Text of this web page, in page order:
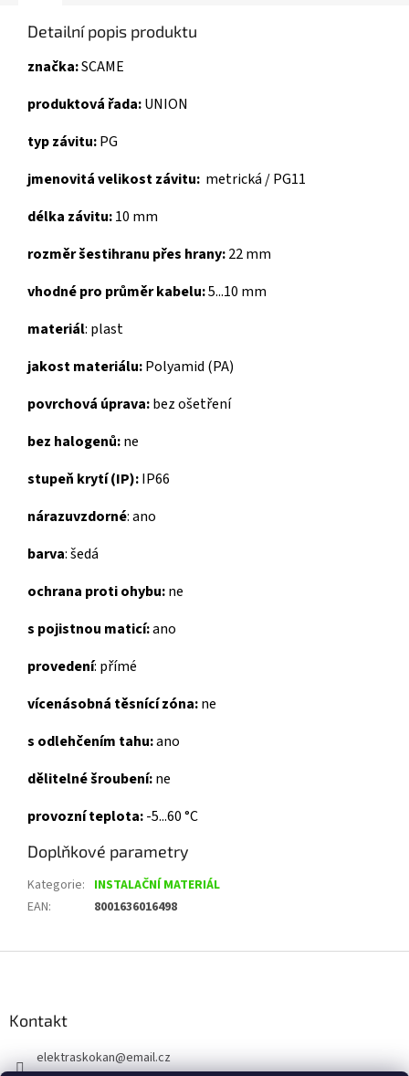
Detailní popis produktu
značka:SCAME
produktová řada:UNION
typ závitu:PG
jmenovitá velikost závitu: metrická / PG11
délka závitu:10 mm
rozměr šestihranu přes hrany:22 mm
vhodné pro průměr kabelu:5...10 mm
materiál: plast
jakost materiálu:Polyamid (PA)
povrchová úprava:bez ošetření
bez halogenů:ne
stupeň krytí (IP):IP66
nárazuvzdorné: ano
barva: šedá
ochrana proti ohybu:ne
s pojistnou maticí:ano
provedení: přímé
vícenásobná těsnící zóna:ne
s odlehčením tahu:ano
dělitelné šroubení:ne
provozní teplota:-5...60 °C
Doplňkové parametry
Kategorie: INSTALAČNÍ MATERIÁL
EAN: 8001636016498
Kontakt
elektraskokan@email.cz